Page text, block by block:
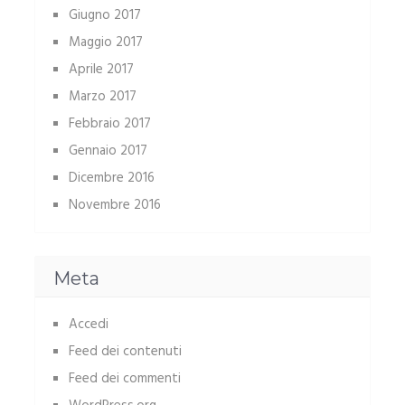
Giugno 2017
Maggio 2017
Aprile 2017
Marzo 2017
Febbraio 2017
Gennaio 2017
Dicembre 2016
Novembre 2016
Meta
Accedi
Feed dei contenuti
Feed dei commenti